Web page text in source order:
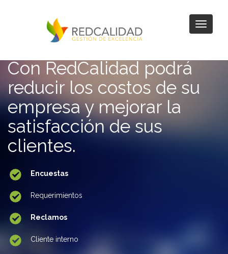
Con RedCalidad podrá
reducir los costos de su
empresa y mejorar la
satisfacción de sus
clientes.
Encuestas
Requerimientos
Reclamos
Cliente interno